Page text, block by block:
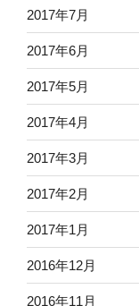
2017年7月
2017年6月
2017年5月
2017年4月
2017年3月
2017年2月
2017年1月
2016年12月
2016年11月